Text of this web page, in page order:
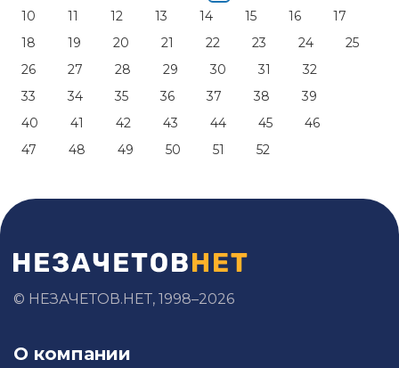
10
11 12 13 14 15 16
17
18
19 20 21 22 23 24
25
26
27 28 29 30 31
32
33
34 35 36 37 38
39
40
41 42 43 44 45
46
47
48 49 50 51 52
© НЕЗАЧЕТОВ.НЕТ, 1998–2026
О компании